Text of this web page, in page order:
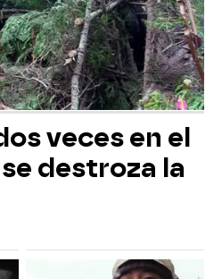
veces en el
destroza la